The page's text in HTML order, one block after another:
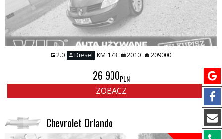
2.0 Diesel KM 173 2010 209000
26 900PLN
ZOBACZ
Chevrolet Orlando